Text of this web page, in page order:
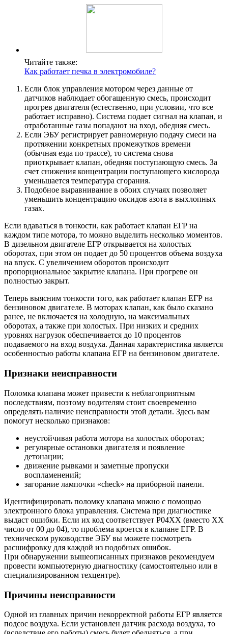
Читайте также:
Как работает печка в электромобиле?
Если блок управления мотором через данные от
датчиков наблюдает обогащенную смесь, происходит
прогрев двигателя (естественно, при условии, что все
работает исправно). Система подает сигнал на клапан, и
отработанные газы попадают на вход, обедняя смесь.
Если ЭБУ регистрирует равномерную подачу смеси на
протяжении конкретных промежутков времени
(обычная езда по трассе), то система снова
приоткрывает клапан, обедняя поступающую смесь. За
счет снижения концентрации поступающего кислорода
уменьшается температура сгорания.
Подобное выравнивание в обоих случаях позволяет
уменьшить концентрацию оксидов азота в выхлопных
газах.
Если вдаваться в тонкости, как работает клапан ЕГР на
каждом типе мотора, то можно выделить несколько моментов.
В дизельном двигателе ЕГР открывается на холостых
оборотах, при этом он подает до 50 процентов объема воздуха
на впуск. С увеличением оборотов происходит
пропорциональное закрытие клапана. При прогреве он
полностью закрыт.
Теперь выясним тонкости того, как работает клапан ЕГР на
бензиновом двигателе. В моторах клапан, как было сказано
ранее, не включается на холодную, на максимальных
оборотах, а также при холостых. При низких и средних
уровнях нагрузок обеспечивается до 10 процентов
подаваемого на вход воздуха. Данная характеристика является
особенностью работы клапана ЕГР на бензиновом двигателе.
Признаки неисправности
Поломка клапана может привести к неблагоприятным
последствиям, поэтому водителям стоит своевременно
определять наличие неисправности этой детали. Здесь вам
помогут несколько признаков:
неустойчивая работа мотора на холостых оборотах;
регулярные остановки двигателя и появление
детонации;
движение рывками и заметные пропуски
воспламенений;
загорание лампочки «check» на приборной панели.
Идентифицировать поломку клапана можно с помощью
электронного блока управления. Система при диагностике
выдаст ошибки. Если их код соответствует P04XX (вместо ХХ
число от 00 до 04), то проблема кроется в клапане ЕГР. В
техническом руководстве ЭБУ вы можете посмотреть
расшифровку для каждой из подобных ошибок.
При обнаружении вышеописанных признаков рекомендуем
провести компьютерную диагностику (самостоятельно или в
специализированном техцентре).
Причины неисправности
Одной из главных причин некорректной работы ЕГР является
подсос воздуха. Если установлен датчик расхода воздуха, то